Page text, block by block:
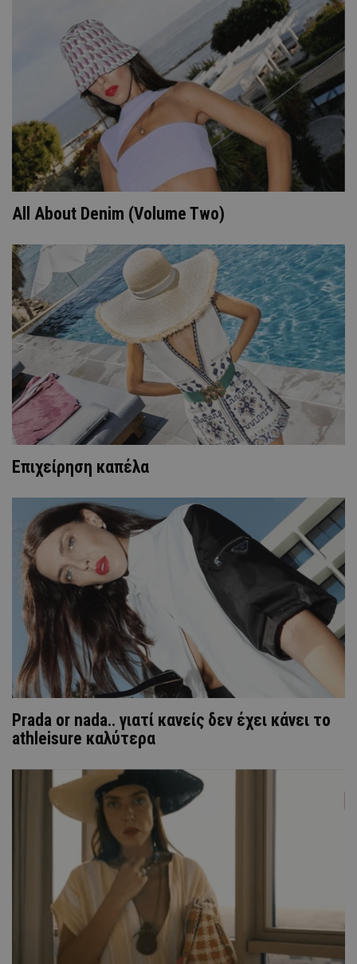
All About Denim (Volume Two)
Επιχείρηση καπέλα
Prada or nada.. γιατί κανείς δεν έχει κάνει το
athleisure καλύτερα